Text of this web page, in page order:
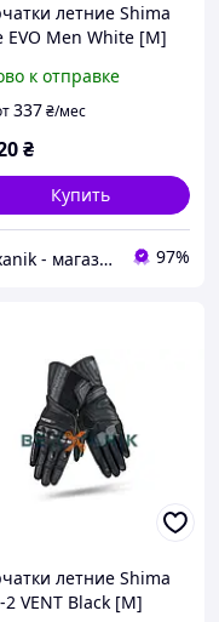
летние Shima
EVO Men White [M]
к отправке
337₴/мес
₴
Купить
Velxanik - магазин мототехники, велотоваров, с/х техники, аксессуаров и запчастей 97%
летние Shima
2 VENT Black [M]